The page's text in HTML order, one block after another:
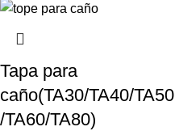
Tapa para
caño(TA30/TA40/TA50
/TA60/TA80)